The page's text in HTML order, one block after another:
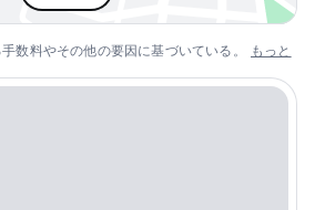
数料やその他の要因に基づいている。
もっと